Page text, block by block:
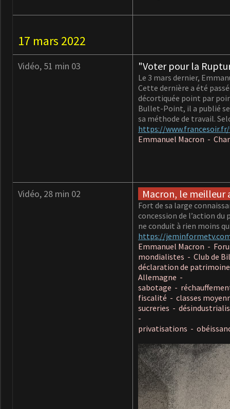
17 mars 2022
Vidéo, 51 min 03 "Voter pour la
Le 3 mars dernier,
Cette dernière a été
décortiquée point par
Bullet-Point, il a publié
sa méthode de travail.
https://
Emmanuel Macron -
Vidéo, 28 min 02 Macron, le meilleur
Fort de sa large
concession de l’action
ne conduit à rien moins
https://
Emmanuel Macron -
mondialistes - Club de
déclaration de
Allemagne -
sabotage -
fiscalité - classes
sucreries -
-
privatisations -